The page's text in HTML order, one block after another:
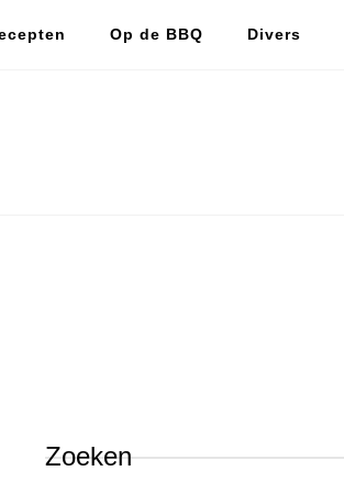
Op de BBQ Divers
Zoeken